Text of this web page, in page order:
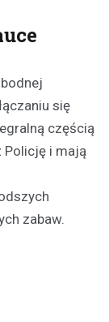
się
częścią
i mają
zabaw.